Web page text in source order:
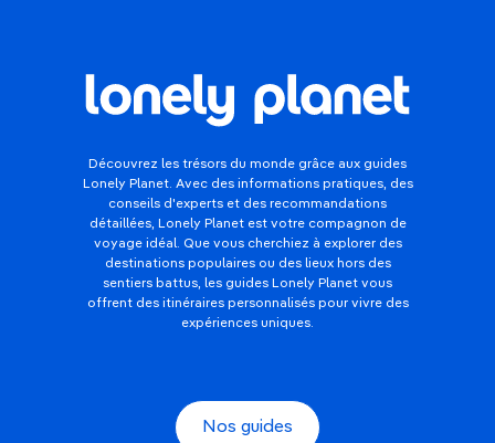
Découvrez les trésors du monde grâce aux guides
Lonely Planet. Avec des informations pratiques, des
conseils d'experts et des recommandations
détaillées, Lonely Planet est votre compagnon de
voyage idéal. Que vous cherchiez à explorer des
destinations populaires ou des lieux hors des
sentiers battus, les guides Lonely Planet vous
offrent des itinéraires personnalisés pour vivre des
expériences uniques.
Nos guides